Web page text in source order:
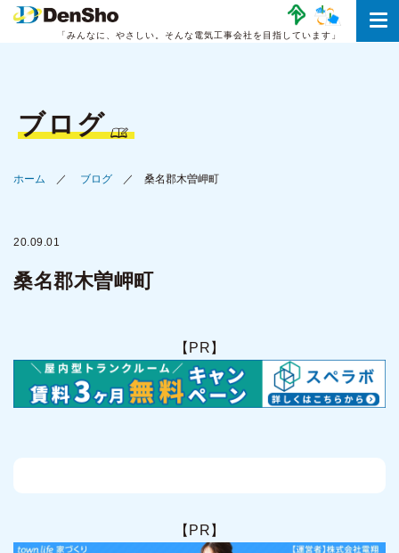
「みんなに、やさしい。 そんな電気工事会社を目指しています」
ブログ
ホーム ブログ 桑名郡木曽岬町
20.09.01
桑名郡木曽岬町
【PR】
【PR】